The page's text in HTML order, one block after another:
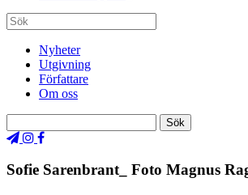
Nyheter
Utgivning
Författare
Om oss
Sofie Sarenbrant_ Foto Magnus